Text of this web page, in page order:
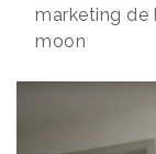
marketing de
moon